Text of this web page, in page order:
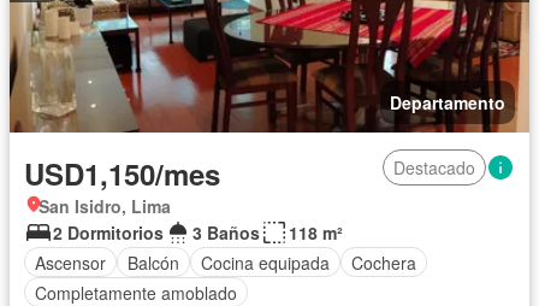
Departamento
USD1,150/mes
Destacado
San Isidro, Lima
2 Dormitorios
3 Baños
118 m²
Ascensor
Balcón Cocina equipada
Cochera
Completamente amoblado